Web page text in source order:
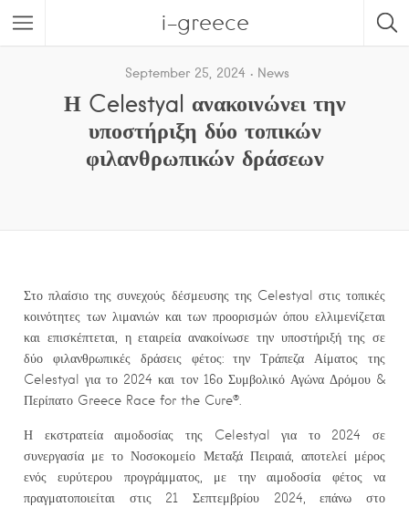
i-greece
September 25, 2024 News
Η Celestyal ανακοινώνει την
υποστήριξη δύο τοπικών
φιλανθρωπικών δράσεων
Στο πλαίσιο της συνεχούς δέσμευσης της Celestyal στις τοπικές
κοινότητες των λιμανιών και των προορισμών όπου ελλιμενίζεται
και επισκέπτεται, η εταιρεία ανακοίνωσε την υποστήριξή της σε
δύο φιλανθρωπικές δράσεις φέτος: την Τράπεζα Αίματος της
Celestyal για το 2024 και τον 16ο Συμβολικό Αγώνα Δρόμου &
Περίπατο Greece Race for the Cure®.
Η εκστρατεία αιμοδοσίας της Celestyal για το 2024 σε
συνεργασία με το Νοσοκομείο Μεταξά Πειραιά, αποτελεί μέρος
ενός ευρύτερου προγράμματος, με την αιμοδοσία φέτος να
πραγματοποιείται στις 21 Σεπτεμβρίου 2024, επάνω στο